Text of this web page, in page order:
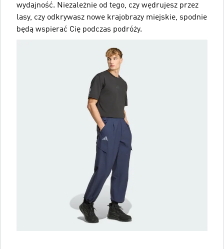
wydajność. Niezależnie od tego, czy wędrujesz przez
lasy, czy odkrywasz nowe krajobrazy miejskie, spodnie
będą wspierać Cię podczas podróży.